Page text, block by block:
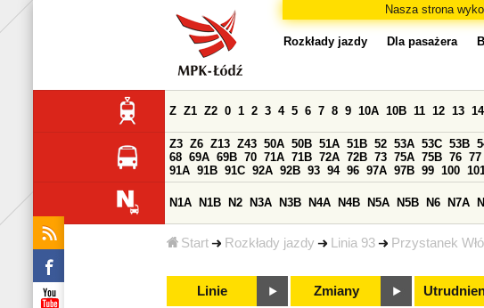
Nasza strona
Start Rozkłady jazdy Linia 93 Przystanek
Rozkłady jazdy Dla pasażera
Z Z1 Z2 0 1 2 3 4 5 6 7 8 9 10A 10B 11 12 13 14
Z3 Z6 Z13 Z43 50A 50B 51A 51B 52 53A 53C 53B
68 69A 69B 70 71A 71B 72A 72B 73 75A 75B 76 77
91A 91B 91C 92A 92B 93 94 96 97A 97B 99 100
N1A N1B N2 N3A N3B N4A N4B N5A N5B N6 N7A
Linie Zmiany